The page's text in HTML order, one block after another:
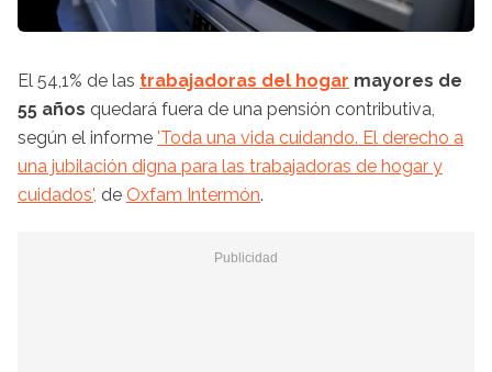
El 54,1% de las trabajadoras del hogar mayores de
55 años quedará fuera de una pensión contributiva,
según el informe 'Toda una vida cuidando. El derecho a
una jubilación digna para las trabajadoras de hogar y
cuidados', de Oxfam Intermón.